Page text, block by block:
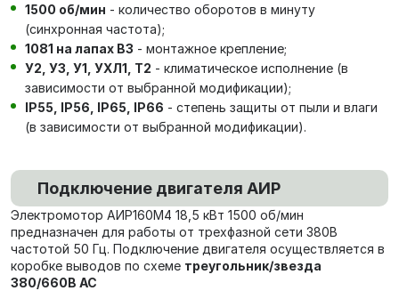
1500 об/мин - количество оборотов в минуту
(синхронная частота);
1081 на лапах В3 - монтажное крепление;
У2, У3, У1, УХЛ1, Т2 - климатическое исполнение (в
зависимости от выбранной модификации);
IP55, IP56, IP65, IP66 - степень защиты от пыли и влаги
(в зависимости от выбранной модификации).
Подключение двигателя АИР
Электромотор АИР160М4 18,5 кВт 1500 об/мин
предназначен для работы от трехфазной сети 380В
частотой 50 Гц. Подключение двигателя осуществляется в
коробке выводов по схеме треугольник/звезда
380/660В AC